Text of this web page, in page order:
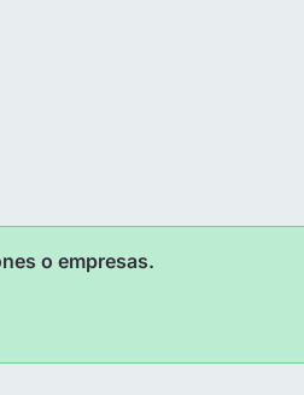
o empresas.